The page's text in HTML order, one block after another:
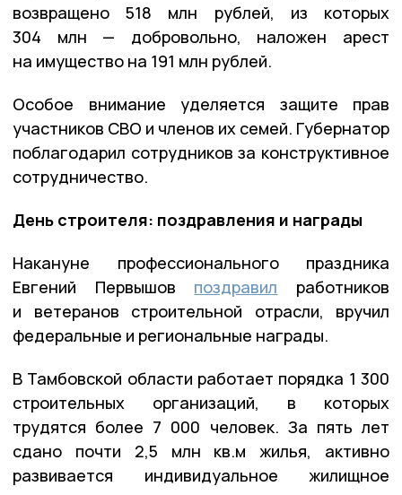
возвращено 518 млн рублей, из которых
304 млн — добровольно, наложен арест
на имущество на 191 млн рублей.
Особое внимание уделяется защите прав
участников СВО и членов их семей. Губернатор
поблагодарил сотрудников за конструктивное
сотрудничество.
День строителя: поздравления и награды
Накануне профессионального праздника
Евгений Первышов поздравил работников
и ветеранов строительной отрасли, вручил
федеральные и региональные награды.
В Тамбовской области работает порядка 1 300
строительных организаций, в которых
трудятся более 7 000 человек. За пять лет
сдано почти 2,5 млн кв.м жилья, активно
развивается индивидуальное жилищное